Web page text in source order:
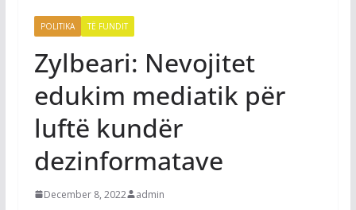
POLITIKA TË FUNDIT
Zylbeari: Nevojitet
edukim mediatik për
luftë kundër
dezinformatave
December 8, 2022 admin